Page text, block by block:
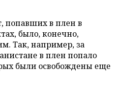
попавших в плен в
было, конечно,
Так, например, за
в плен попало
были освобождены еще